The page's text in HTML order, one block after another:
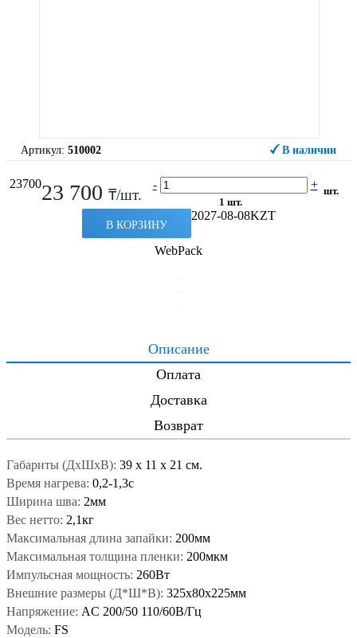
Артикул: 510002 В наличии
2370023 700 ₸/шт.
- +
1 шт.
шт.
В КОРЗИНУ
2027-08-08KZT
WebPack
Описание
Оплата
Доставка
Возврат
Габариты (ДxШxВ): 39 x 11 x 21 см.
Время нагрева: 0,2-1,3с
Ширина шва: 2мм
Вес нетто: 2,1кг
Максимальная длина запайки: 200мм
Максимальная толщина пленки: 200мкм
Импульсная мощность: 260Вт
Внешние размеры (Д*Ш*В): 325x80x225мм
Напряжение: AC 200/50 110/60В/Гц
Модель: FS